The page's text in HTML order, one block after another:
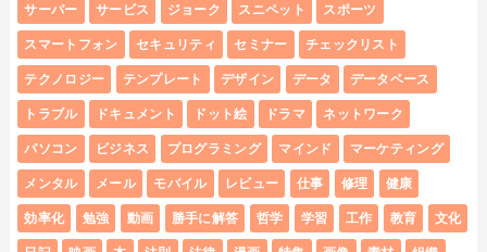
サーバー サービス ジョーク スニペット スポーツ
スマートフォン セキュリティ セミナー チェックリスト
テクノロジー テンプレート デザイン データ データベース
トラブル ドキュメント ドット絵 ドラマ ネットワーク
パソコン ビジネス プログラミング マインド マーケティング
メンタル メール モバイル レビュー 仕事 修理 健康
効率化 勉強 動画 勝手に解答 哲学 学習 工作 教育 文化